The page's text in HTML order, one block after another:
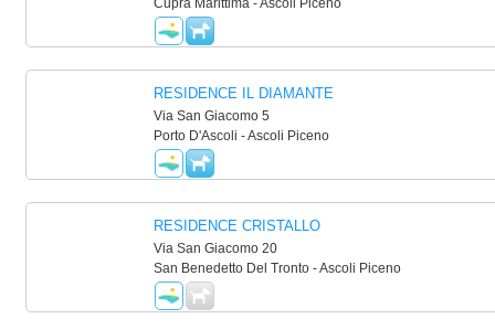
Cupra Marittima - Ascoli Piceno
RESIDENCE IL DIAMANTE
Via San Giacomo 5
Porto D'Ascoli - Ascoli Piceno
RESIDENCE CRISTALLO
Via San Giacomo 20
San Benedetto Del Tronto - Ascoli Piceno